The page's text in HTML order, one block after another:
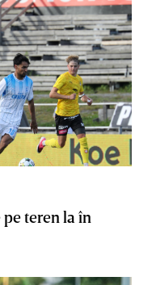
teren la în